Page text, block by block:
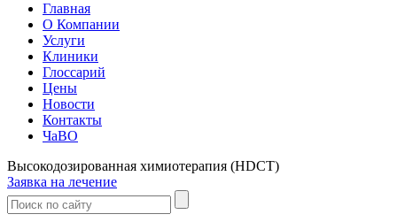
Главная
О Компании
Услуги
Клиники
Глоссарий
Цены
Новости
Контакты
ЧаВО
Высокодозированная химиотерапия (HDCT)
Заявка на лечение